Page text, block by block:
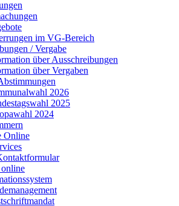
im VG-Bereich
/ Vergabe
über Ausschreibungen
über Vergaben
2026
2025
2024
Online